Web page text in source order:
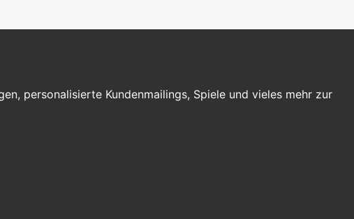
personalisierte Kundenmailings, Spiele und vieles mehr zur